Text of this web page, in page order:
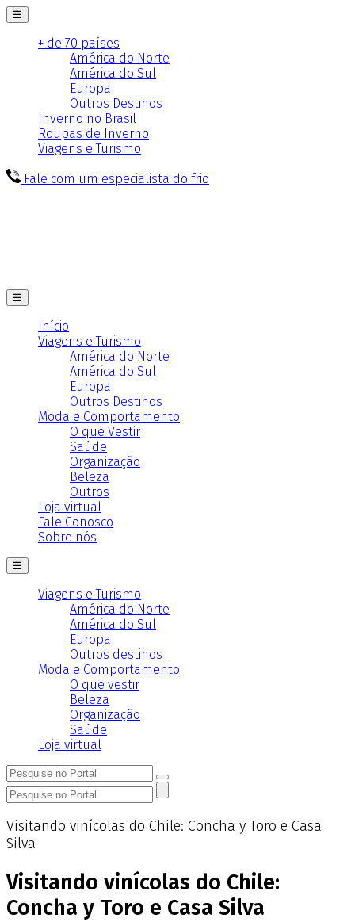
☰
+ de 70 países
América do Norte
América do Sul
Europa
Outros Destinos
Inverno no Brasil
Roupas de Inverno
Viagens e Turismo
Fale com um especialista do frio
☰
Início
Viagens e Turismo
América do Norte
América do Sul
Europa
Outros Destinos
Moda e Comportamento
O que Vestir
Saúde
Organização
Beleza
Outros
Loja virtual
Fale Conosco
Sobre nós
☰
Viagens e Turismo
América do Norte
América do Sul
Europa
Outros destinos
Moda e Comportamento
O que vestir
Beleza
Organização
Saúde
Loja virtual
Visitando vinícolas do Chile: Concha y Toro e Casa
Silva
Visitando vinícolas do Chile:
Concha y Toro e Casa Silva